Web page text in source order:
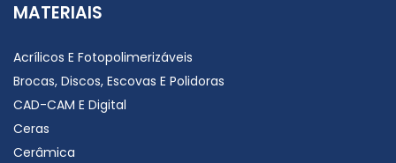
MATERIAIS
Acrílicos E Fotopolimerizáveis
Brocas, Discos, Escovas E Polidoras
CAD-CAM E Digital
Ceras
Cerâmica